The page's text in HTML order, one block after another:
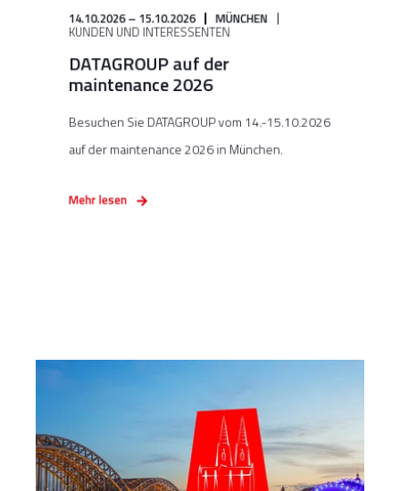
14.10.2026 – 15.10.2026 MÜNCHEN
KUNDEN UND INTERESSENTEN
DATAGROUP auf der
maintenance 2026
Besuchen Sie DATAGROUP vom 14.-15.10.2026
auf der maintenance 2026 in München.
Mehr lesen